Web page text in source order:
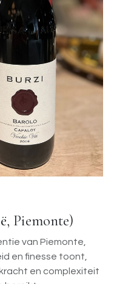
Piemonte)
van Piemonte,
en finesse toont,
en complexiteit